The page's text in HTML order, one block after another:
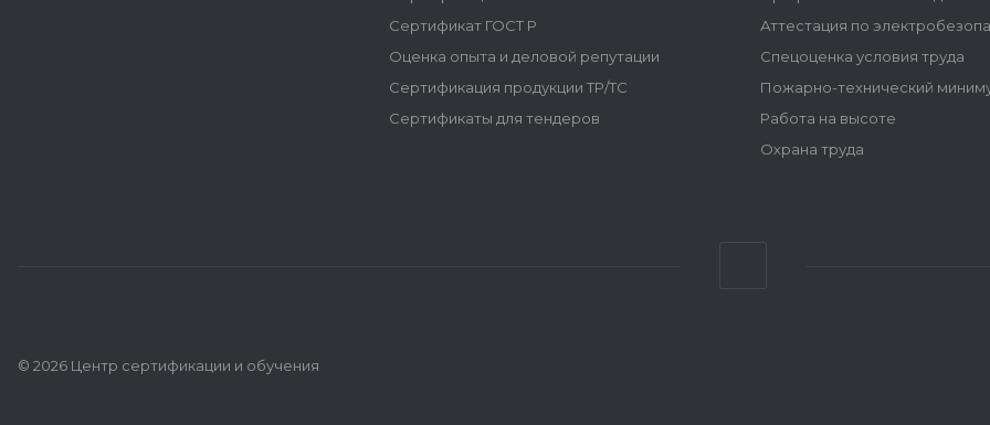
Сертификат ГОСТ Р
Оценка опыта и деловой репутации
Сертификация продукции ТР/ТС
Сертификаты для тендеров
Аттестация по
Спецоценка условия труда
Пожарно-технический
Работа на высоте
Охрана труда
© 2026 Центр сертификации и обучения